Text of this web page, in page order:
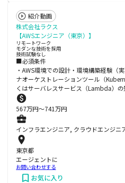
紹介動画
株式会社ラクス
【AWSエンジニア（東京）】
リモートワーク
モダンな技術を採用
技術試験なし
■必須条件
・AWS環境での設計・環境構築経験（
ナオーケストレーションツール（
くはサーバレスサービス（Lambda）
567万円〜741万円
インフラエンジニア, クラウドエンジニ
東京都
エージェントに
お問い合わせする
お気に入り